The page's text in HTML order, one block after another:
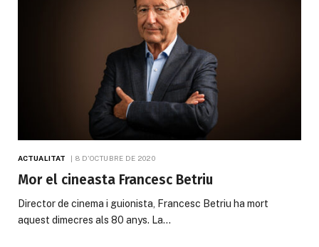
ACTUALITAT 8 D'OCTUBRE DE 2020
Mor el cineasta Francesc Betriu
Director de cinema i guionista, Francesc Betriu ha mort
aquest dimecres als 80 anys. La…